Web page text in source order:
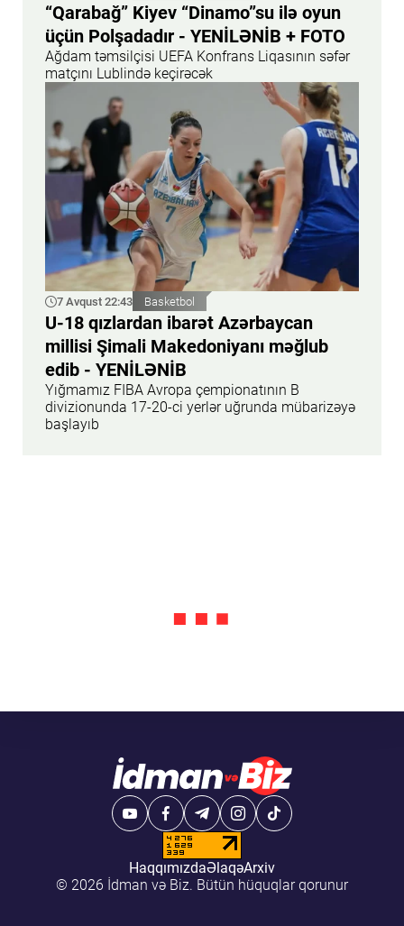
“Qarabağ” Kiyev “Dinamo”su ilə oyun
üçün Polşadadır - YENİLƏNİB + FOTO
Ağdam təmsilçisi UEFA Konfrans Liqasının səfər
matçını Lublində keçirəcək
7 Avqust 22:43 Basketbol
U-18 qızlardan ibarət Azərbaycan
millisi Şimali Makedoniyanı məğlub
edib - YENİLƏNİB
Yığmamız FIBA Avropa çempionatının B
divizionunda 17-20-ci yerlər uğrunda mübarizəyə
başlayıb
HaqqımızdaƏlaqəArxiv
© 2026 İdman və Biz. Bütün hüquqlar qorunur